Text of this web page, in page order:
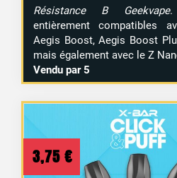
Résistance B Geekvape.
entièrement compatibles
Aegis Boost, Aegis Boost
mais également avec le Z
Vendu par 5
3,75 €